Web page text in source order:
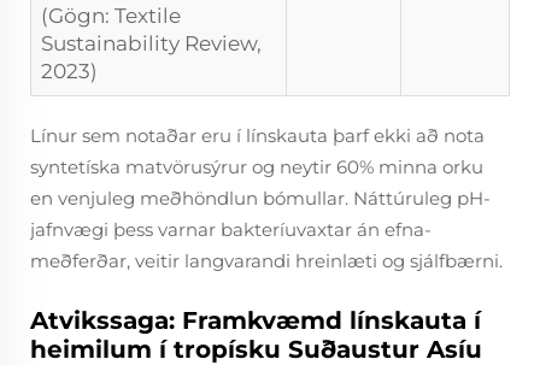
(Gögn: Textile
Sustainability Review,
2023)
Línur sem notaðar eru í línskauta þarf ekki að nota
syntetíska matvörusýrur og neytir 60% minna orku
en venjuleg meðhöndlun bómullar. Náttúruleg pH-
jafnvægi þess varnar bakteríuvaxtar án efna-
meðferðar, veitir langvarandi hreinlæti og sjálfbærni.
Atvikssaga: Framkvæmd línskauta í
heimilum í tropísku Suðaustur Asíu